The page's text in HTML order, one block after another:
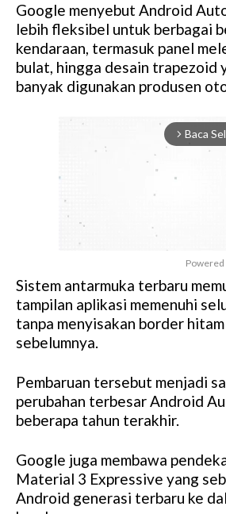
Google menyebut Android
lebih fleksibel untuk berbagai
kendaraan, termasuk panel
bulat, hingga desain trapezoid
banyak digunakan produsen
arrow_forward_ios Baca
Powered
Sistem antarmuka terbaru
tampilan aplikasi memenuhi
tanpa menyisakan border
sebelumnya.
Pembaruan tersebut menjadi
perubahan terbesar Android
beberapa tahun terakhir.
Google juga membawa
Material 3 Expressive yang
Android generasi terbaru ke